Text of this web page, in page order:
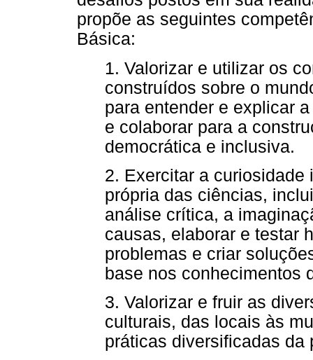
propõe as seguintes
Básica:
1. Valorizar e utilizar os
construídos sobre o
para entender e explicar
e colaborar para a
democrática e inclusiva.
2. Exercitar a curiosidade
própria das ciências,
análise crítica, a
causas, elaborar e testar
problemas e criar
base nos conhecimentos
3. Valorizar e fruir as
culturais, das locais às
práticas diversificadas da